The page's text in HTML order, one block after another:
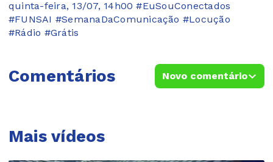
Mais vídeos
quinta-feira, 13/07, 14h00 #EuSouConectados
#FUNSAI #SemanaDaComunicação #Locução
#Rádio #Grátis
Comentários Novo comentário